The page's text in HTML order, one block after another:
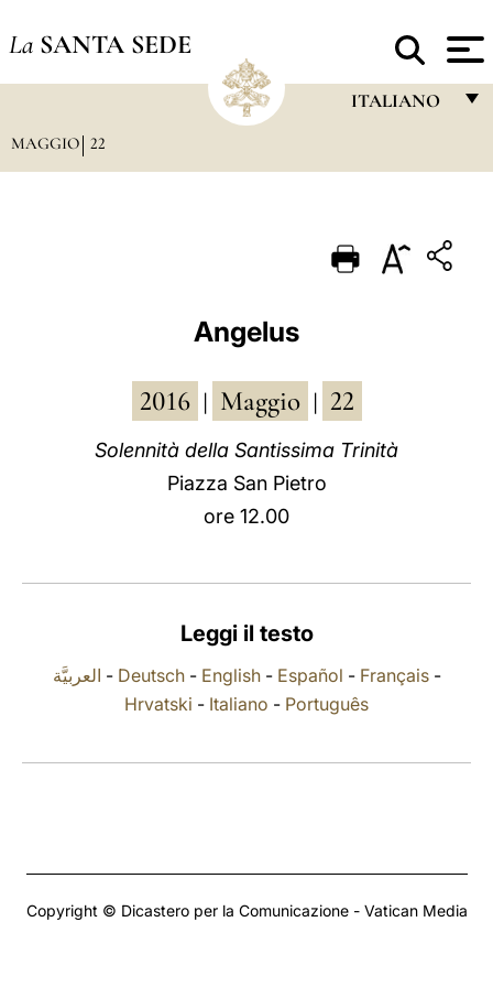
La SANTA SEDE
ITALIANO
PORTUGUÊS
POLSKI
العربيّة
MAGGIO 22
Angelus
2016 Maggio 22
Solennità della Santissima Trinità
Piazza San Pietro
ore 12.00
Leggi il testo
العربيَّة - Deutsch- English- Español - Français-
Hrvatski - Italiano - Português
Copyright © Dicastero per la Comunicazione - Vatican Media